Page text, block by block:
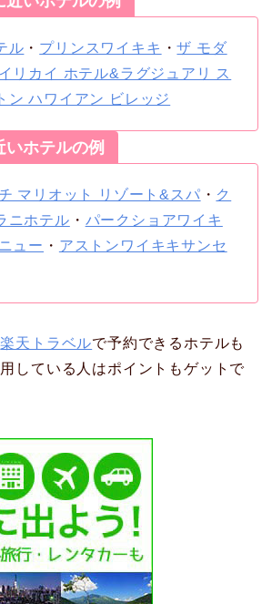
ル ・ プリンスワイキキ ・ザ モダ
イリカイ ホテル&ラグジュアリ ス
ン ハワイアン ビレッジ
いホテルの例
マリオット リゾート&スパ ・ ク
ニホテル ・ パークショアワイキ
ュー ・ アストンワイキキサンセ
楽天トラベルで予約できるホテルも
している人はポイントもゲットで